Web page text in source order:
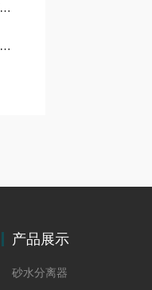
产品展示
砂水分离器